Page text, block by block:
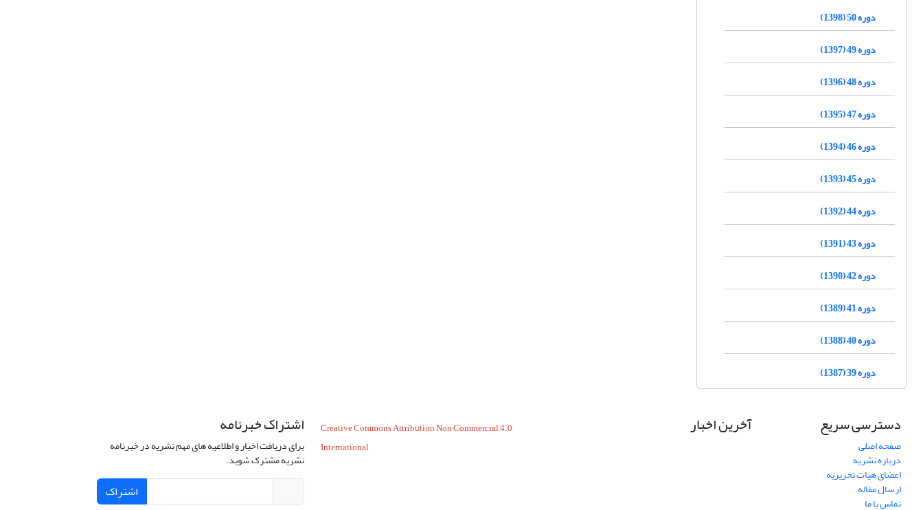
دوره 50 (1398)
دوره 49 (1397)
دوره 48 (1396)
دوره 47 (1395)
دوره 46 (1394)
دوره 45 (1393)
دوره 44 (1392)
دوره 43 (1391)
دوره 42 (1390)
دوره 41 (1389)
دوره 40 (1388)
دوره 39 (1387)
دسترسی سریع
صفحه اصلی
درباره نشریه
اعضای هیات تحریریه
ارسال مقاله
تماس با ما
آخرین اخبار
Creative Commons Attribution Non Commercial 4.0
International
اشتراک خبرنامه
برای دریافت اخبار و اطلاعیه های مهم نشریه در خبرنامه
نشریه مشترک شوید.
اشتراک